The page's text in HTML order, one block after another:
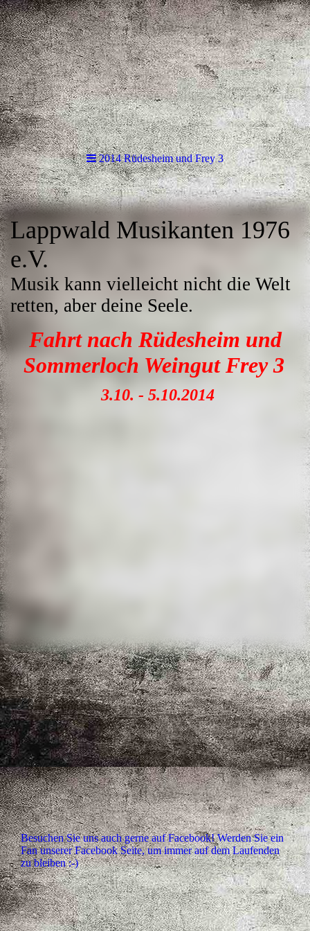
2014 Rüdesheim und Frey 3
Lappwald Musikanten 1976
e.V.
Musik kann vielleicht nicht die Welt
retten, aber deine Seele.
Fahrt nach Rüdesheim und
Sommerloch Weingut Frey3
3.10. - 5.10.2014
Besuchen Sie uns auch gerne auf Facebook! Werden Sie ein
Fan unserer Facebook Seite, um immer auf dem Laufenden
zu bleiben :-)